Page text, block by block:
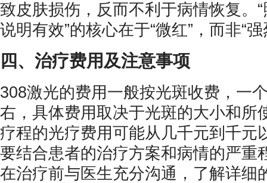
致皮肤损伤，反而不利于病情恢复。
说明有效”的核心在于“微红”，而非“
四、治疗费用及注意事项
308激光的费用一般按光斑收费，一
右，具体费用取决于光斑的大小和所
疗程的光疗费用可能从几千元到千元
要结合患者的治疗方案和病情的严重
在治疗前与医生充分沟通，了解详细